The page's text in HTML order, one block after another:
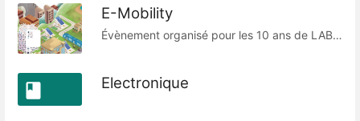
E-Mobility
Évènement organisé pour les 10 ans de LABSud durant la semaine Européenne de la mobilité et en collaboration avec La Conciergerie Participative Eureka. Comprenant : -1 Hackathon autour d'un triporteur. -Des Ateliers ( Impression textile numérique, impression 3D, découpe laser, découpe Vynil). -La Fresque du Climat. -Table rondes sur le handicape et les énergies. -Conférence sur un road trip à vélo vers la Norvège.
Electronique